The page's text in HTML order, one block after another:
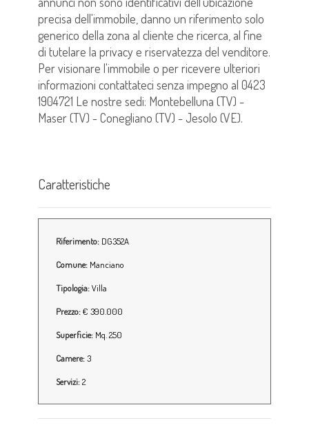
precisa dell'immobile, danno un riferimento solo
generico della zona al cliente che ricerca, al fine
di tutelare la privacy e riservatezza del venditore.
Per visionare l'immobile o per ricevere ulteriori
informazioni contattateci senza impegno al 0423
1904721 Le nostre sedi: Montebelluna (TV) -
Maser (TV) - Conegliano (TV) - Jesolo (VE).
Caratteristiche
Riferimento: DG352A
Comune: Manciano
Tipologia:Villa
Prezzo:€ 390.000
Superficie: Mq. 250
Camere:3
Servizi:2